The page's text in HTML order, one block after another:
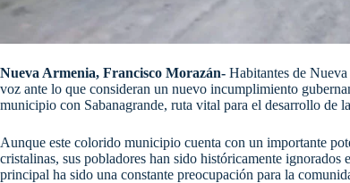
Nueva Armenia, Francisco Morazán- Habitantes de
voz ante lo que consideran un nuevo incumplimiento
municipio con Sabanagrande, ruta vital para el desarrollo de
Aunque este colorido municipio cuenta con un importante
cristalinas, sus pobladores han sido históricamente
principal ha sido una constante preocupación para la